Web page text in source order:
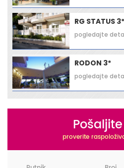
RG STATUS 3*
pogledajte
RODON 3*
pogledajte
proverite